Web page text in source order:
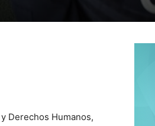
Derechos Humanos,